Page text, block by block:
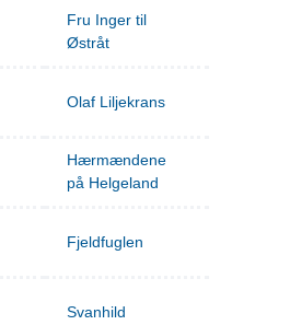
Fru Inger til
Østråt
Olaf Liljekrans
Hærmændene
på Helgeland
Fjeldfuglen
Svanhild